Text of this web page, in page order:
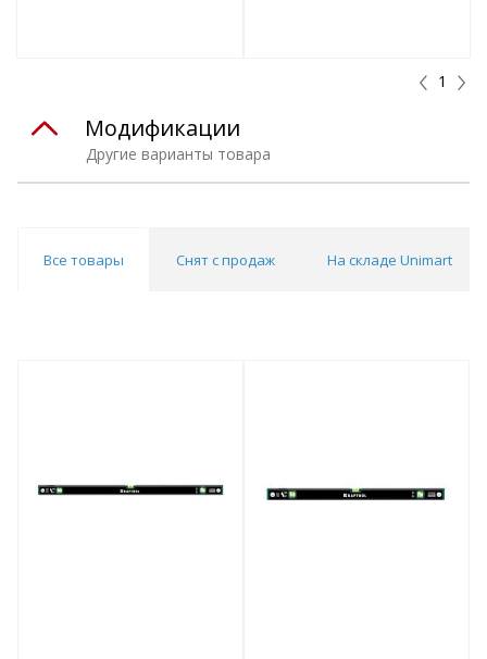
1
Другие варианты товара
Модификации
Все товары Снят с продаж На складе Unimart